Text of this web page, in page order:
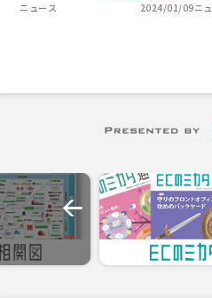
ニュース 2024/01/09ニ